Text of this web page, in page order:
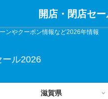
ンやクーポン情報など2026年情報
ール2026
滋賀県
開店・閉店セ